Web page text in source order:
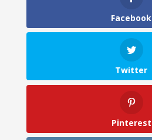
Facebook
Twitter
Pinterest